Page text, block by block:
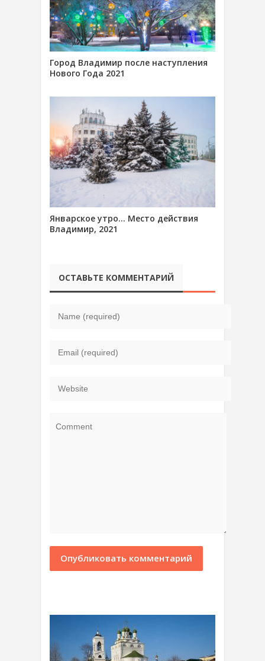
Город Владимир после наступления
Нового Года 2021
Январское утро… Место действия
Владимир, 2021
ОСТАВЬТЕ КОММЕНТАРИЙ